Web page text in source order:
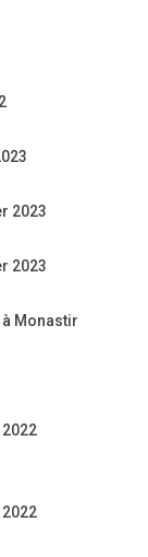
2023
2023
Monastir